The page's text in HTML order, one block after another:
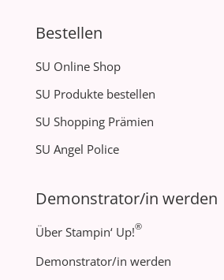
Bestellen
SU Online Shop
SU Produkte bestellen
SU Shopping Prämien
SU Angel Police
Demonstrator/in werden
Über Stampin‘ Up!®
Demonstrator/in werden